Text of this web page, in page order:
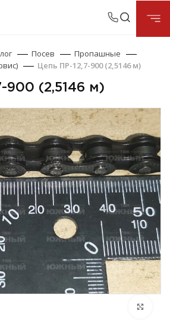
Посев
Пропашные
Цепь ПР-12,7-900 (2,5146 м)
900 (2,5146 м)